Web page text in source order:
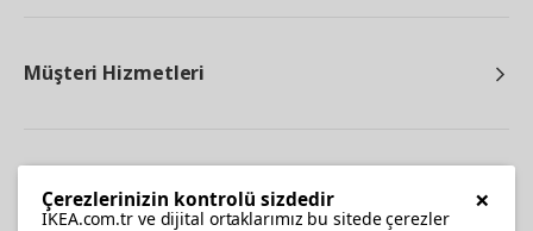
Müşteri Hizmetleri
×
Çerezlerinizin kontrolü sizdedir
IKEA.com.tr ve dijital ortaklarımız bu sitede çerezler